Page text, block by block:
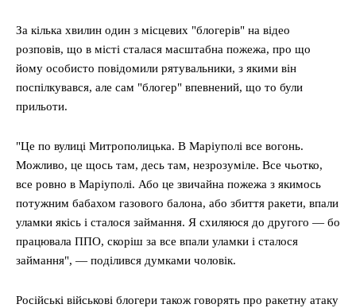
За кілька хвилин один з місцевих "блогерів" на відео
розповів, що в місті сталася масштабна пожежа, про що
йому особисто повідомили рятувальники, з якими він
поспілкувався, але сам "блогер" впевнений, що то були
прильоти.
"Це по вулиці Митрополицька. В Маріуполі все вогонь.
Можливо, це щось там, десь там, незрозуміле. Все чьотко,
все ровно в Маріуполі. Або це звичайна пожежа з якимось
потужним бабахом газового балона, або збиття ракети, впали
уламки якісь і сталося займання. Я схиляюся до другого — бо
працювала ППО, скоріш за все впали уламки і сталося
займання", — поділився думками чоловік.
Російські військові блогери також говорять про ракетну атаку